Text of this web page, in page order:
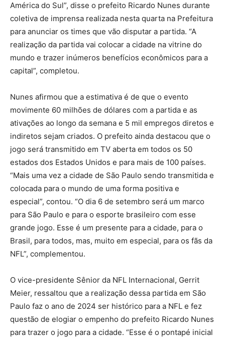
América do Sul”, disse o prefeito Ricardo Nunes durante
coletiva de imprensa realizada nesta quarta na Prefeitura
para anunciar os times que vão disputar a partida. “A
realização da partida vai colocar a cidade na vitrine do
mundo e trazer inúmeros benefícios econômicos para a
capital”, completou.
Nunes afirmou que a estimativa é de que o evento
movimente 60 milhões de dólares com a partida e as
ativações ao longo da semana e 5 mil empregos diretos e
indiretos sejam criados. O prefeito ainda destacou que o
jogo será transmitido em TV aberta em todos os 50
estados dos Estados Unidos e para mais de 100 países.
“Mais uma vez a cidade de São Paulo sendo transmitida e
colocada para o mundo de uma forma positiva e
especial”, contou. “O dia 6 de setembro será um marco
para São Paulo e para o esporte brasileiro com esse
grande jogo. Esse é um presente para a cidade, para o
Brasil, para todos, mas, muito em especial, para os fãs da
NFL”, complementou.
O vice-presidente Sênior da NFL Internacional, Gerrit
Meier, ressaltou que a realização dessa partida em São
Paulo faz o ano de 2024 ser histórico para a NFL e fez
questão de elogiar o empenho do prefeito Ricardo Nunes
para trazer o jogo para a cidade. “Esse é o pontapé inicial